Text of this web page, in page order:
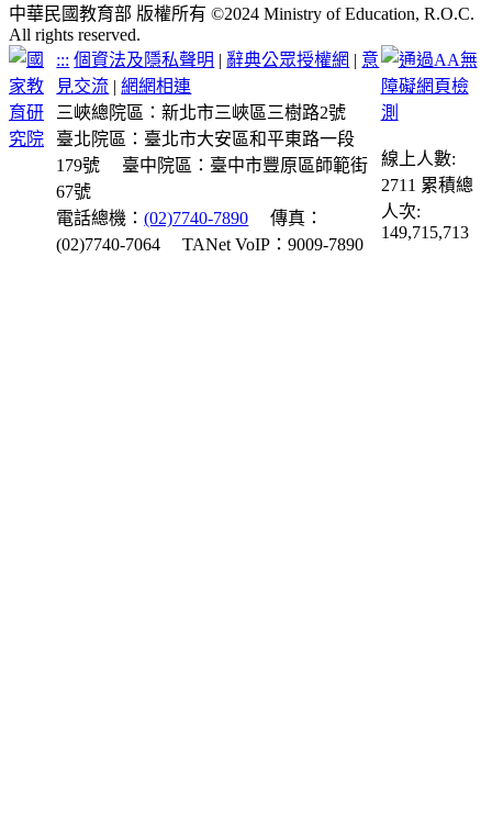
中華民國教育部 版權所有 ©2024 Ministry of Education, R.O.C.
All rights reserved.
::: 個資法及隱私聲明 | 辭典公眾授權網 | 意
見交流 |網網相連
三峽總院區：新北市三峽區三樹路2號
臺北院區：臺北市大安區和平東路一段
179號
臺中院區：臺中市豐原區師範街
67號
電話總機：(02)7740-7890
傳真：
(02)7740-7064
TANet VoIP：9009-7890
線上人數:
2711 累積總
人次:
149,715,713